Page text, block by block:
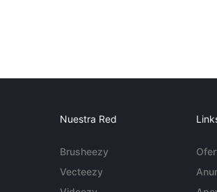
Nuestra Red
Brusheezy
Vecteezy